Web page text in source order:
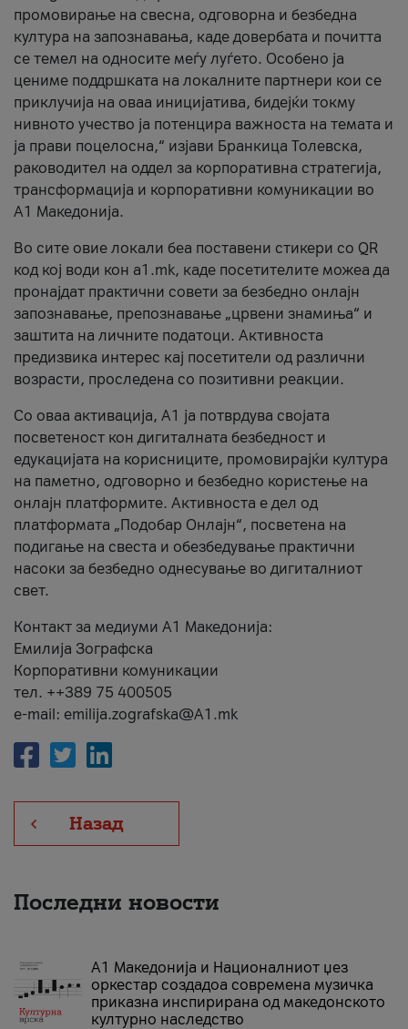
промовирање на свесна, одговорна и безбедна
култура на запознавања, каде довербата и почитта
се темел на односите меѓу луѓето. Особено ја
цениме поддршката на локалните партнери кои се
приклучија на оваа иницијатива, бидејќи токму
нивното учество ја потенцира важноста на темата и
ја прави поцелосна,“ изјави Бранкица Толевска,
раководител на оддел за корпоративна стратегија,
трансформација и корпоративни комуникации во
А1 Македонија.
Во сите овие локали беа поставени стикери со QR
код кој води кон a1.mk, каде посетителите можеа да
пронајдат практични совети за безбедно онлајн
запознавање, препознавање „црвени знамиња“ и
заштита на личните податоци. Активноста
предизвика интерес кај посетители од различни
возрасти, проследена со позитивни реакции.
Со оваа активација, А1 ја потврдува својата
посветеност кон дигиталната безбедност и
едукацијата на корисниците, промовирајќи култура
на паметно, одговорно и безбедно користење на
онлајн платформите. Активноста е дел од
платформата „Подобар Онлајн“, посветена на
подигање на свеста и обезбедување практични
насоки за безбедно однесување во дигиталниот
свет.
Контакт за медиуми А1 Македонија:
Емилија Зографска
Корпоративни комуникации
тел. ++389 75 400505
e-mail: emilija.zografska@A1.mk
Назад
Последни новости
А1 Македонија и Националниот џез
оркестар создадоа современа музичка
приказна инспирирана од македонското
културно наследство